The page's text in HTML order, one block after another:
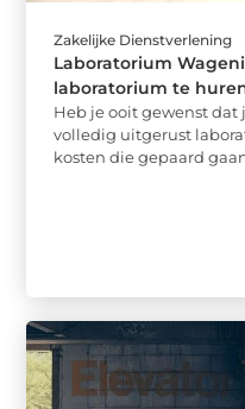
Zakelijke Dienstverlening
Laboratorium
laboratorium te
Heb je ooit gewenst
volledig uitgerust
kosten die gepaard